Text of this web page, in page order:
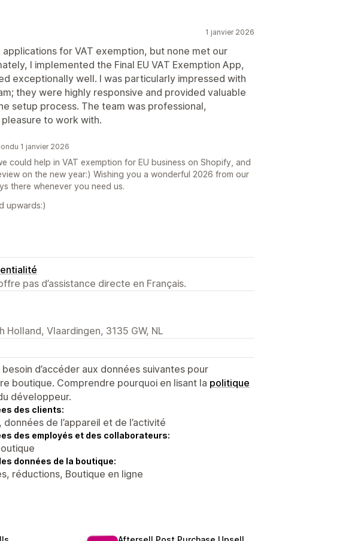
1 janvier 2026
for VAT exemption, but none met our
I implemented the Final EU VAT Exemption App,
exceptionally well. I was particularly impressed with
they were highly responsive and provided valuable
setup process. The team was professional,
to work with.
1 janvier 2026
could help in VAT exemption for EU business on Shopify, and
on the new year:) Wishing you a wonderful 2026 from our
there whenever you need us.
upwards:)
pas d’assistance directe en Français.
Holland, Vlaardingen, 3135 GW, NL
d’accéder aux données suivantes pour
boutique. Comprendre pourquoi en lisant la politique
développeur.
des clients:
de l’appareil et de l’activité
des employés et des collaborateurs:
données de la boutique:
réductions, Boutique en ligne